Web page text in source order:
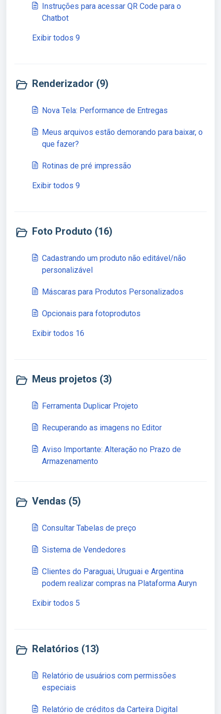
Instruções para acessar QR Code para o
Chatbot
Exibir todos 9
Renderizador (9)
Nova Tela: Performance de Entregas
Meus arquivos estão demorando para baixar, o
que fazer?
Rotinas de pré impressão
Exibir todos 9
Foto Produto (16)
Cadastrando um produto não editável/não
personalizável
Máscaras para Produtos Personalizados
Opcionais para fotoprodutos
Exibir todos 16
Meus projetos (3)
Ferramenta Duplicar Projeto
Recuperando as imagens no Editor
Aviso Importante: Alteração no Prazo de
Armazenamento
Vendas (5)
Consultar Tabelas de preço
Sistema de Vendedores
Clientes do Paraguai, Uruguai e Argentina
podem realizar compras na Plataforma Auryn
Exibir todos 5
Relatórios (13)
Relatório de usuários com permissões
especiais
Relatório de créditos da Carteira Digital